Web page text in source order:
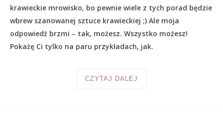
krawieckie mrowisko, bo pewnie wiele z tych porad będzie
wbrew szanowanej sztuce krawieckiej ;) Ale moja
odpowiedź brzmi – tak, możesz. Wszystko możesz!
Pokażę Ci tylko na paru przykładach, jak.
CZYTAJ DALEJ